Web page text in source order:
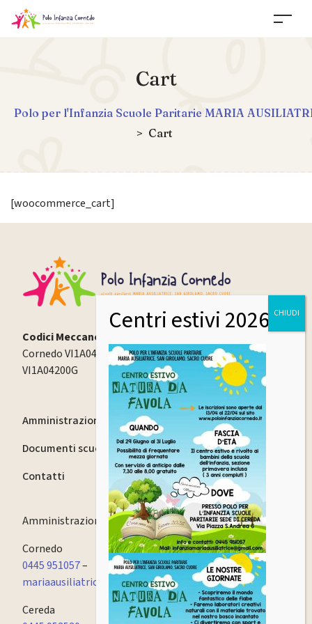
Cart
Polo per l'Infanzia Scuole Paritarie MARIA
> Cart
[woocommerce_cart]
Codici Meccanografici:
Cornedo VI1A04000X | Cereda VI1A04100Q | Spagnago
VI1A04200G
Amministrazione trasparente
Documenti scuola
Contatti
Amministrazione 0445 951057
Cornedo
0445 951057–
mariaausiliatrice.cornedo@fismvicenzapec.it
Cereda